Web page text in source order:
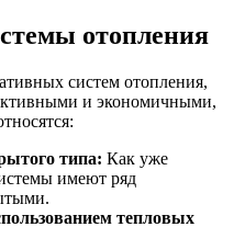
отопления
систем отопления,
и экономичными,
типа: Как уже
имеют ряд
тепловых